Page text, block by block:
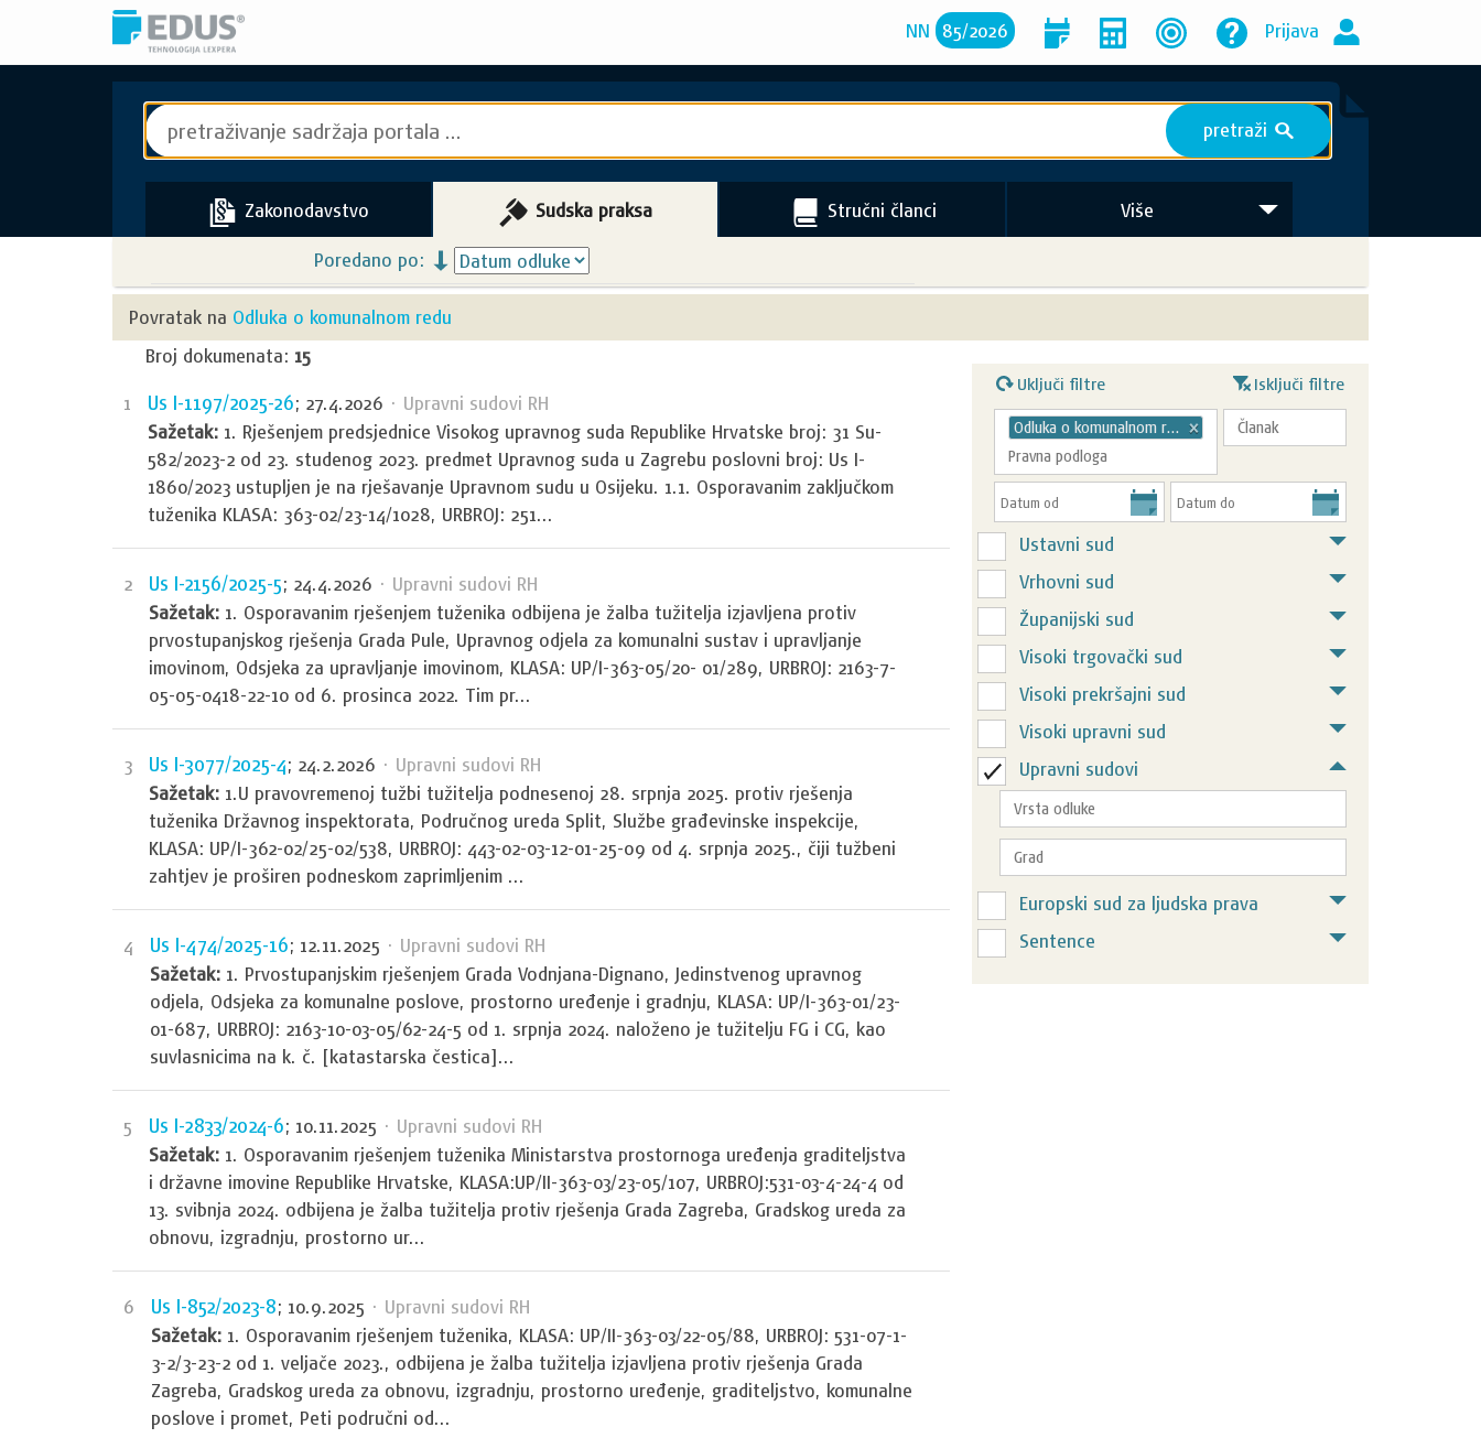
NN 85/2026 Prijava
pretraži S
Zakonodavstvo Sudska praksa Stručni članci Više
Poredano po:
Povratak na Odluka o komunalnom redu
Broj dokumenata: 15
1 Us I-1197/2025-26; 27.4.2026 · Upravni sudovi RH
Sažetak: 1. Rješenjem predsjednice Visokog upravnog suda Republike Hrvatske broj: 31 Su-
582/2023-2 od 23. studenog 2023. predmet Upravnog suda u Zagrebu poslovni broj: Us I-
1860/2023 ustupljen je na rješavanje Upravnom sudu u Osijeku. 1.1. Osporavanim zaključkom
tuženika KLASA: 363-02/23-14/1028, URBROJ: 251...
2 Us I-2156/2025-5; 24.4.2026 · Upravni sudovi RH
Sažetak: 1. Osporavanim rješenjem tuženika odbijena je žalba tužitelja izjavljena protiv
prvostupanjskog rješenja Grada Pule, Upravnog odjela za komunalni sustav i upravljanje
imovinom, Odsjeka za upravljanje imovinom, KLASA: UP/I-363-05/20- 01/289, URBROJ: 2163-7-
05-05-0418-22-10 od 6. prosinca 2022. Tim pr...
3 Us I-3077/2025-4; 24.2.2026 · Upravni sudovi RH
Sažetak: 1.U pravovremenoj tužbi tužitelja podnesenoj 28. srpnja 2025. protiv rješenja
tuženika Državnog inspektorata, Područnog ureda Split, Službe građevinske inspekcije,
KLASA: UP/I-362-02/25-02/538, URBROJ: 443-02-03-12-01-25-09 od 4. srpnja 2025., čiji tužbeni
zahtjev je proširen podneskom zaprimljenim ...
4 Us I-474/2025-16; 12.11.2025 · Upravni sudovi RH
Sažetak: 1. Prvostupanjskim rješenjem Grada Vodnjana-Dignano, Jedinstvenog upravnog
odjela, Odsjeka za komunalne poslove, prostorno uređenje i gradnju, KLASA: UP/I-363-01/23-
01-687, URBROJ: 2163-10-03-05/62-24-5 od 1. srpnja 2024. naloženo je tužitelju FG i CG, kao
suvlasnicima na k. č. [katastarska čestica]...
5 Us I-2833/2024-6; 10.11.2025 · Upravni sudovi RH
Sažetak: 1. Osporavanim rješenjem tuženika Ministarstva prostornoga uređenja graditeljstva
i državne imovine Republike Hrvatske, KLASA:UP/II-363-03/23-05/107, URBROJ:531-03-4-24-4 od
13. svibnja 2024. odbijena je žalba tužitelja protiv rješenja Grada Zagreba, Gradskog ureda za
obnovu, izgradnju, prostorno ur...
6 Us I-852/2023-8; 10.9.2025 · Upravni sudovi RH
Sažetak: 1. Osporavanim rješenjem tuženika, KLASA: UP/II-363-03/22-05/88, URBROJ: 531-07-1-
3-2/3-23-2 od 1. veljače 2023., odbijena je žalba tužitelja izjavljena protiv rješenja Grada
Zagreba, Gradskog ureda za obnovu, izgradnju, prostorno uređenje, graditeljstvo, komunalne
poslove i promet, Peti područni od...
Uključi filtre Isključi filtre
Odluka o komunalnom redu ×
Ustavni sud
Vrhovni sud
Županijski sud
Visoki trgovački sud
Visoki prekršajni sud
Visoki upravni sud
Upravni sudovi
Europski sud za ljudska prava
Sentence